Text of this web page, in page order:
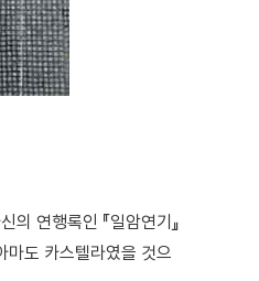
연행록인 『일암연기』
마도 카스텔라였을 것으